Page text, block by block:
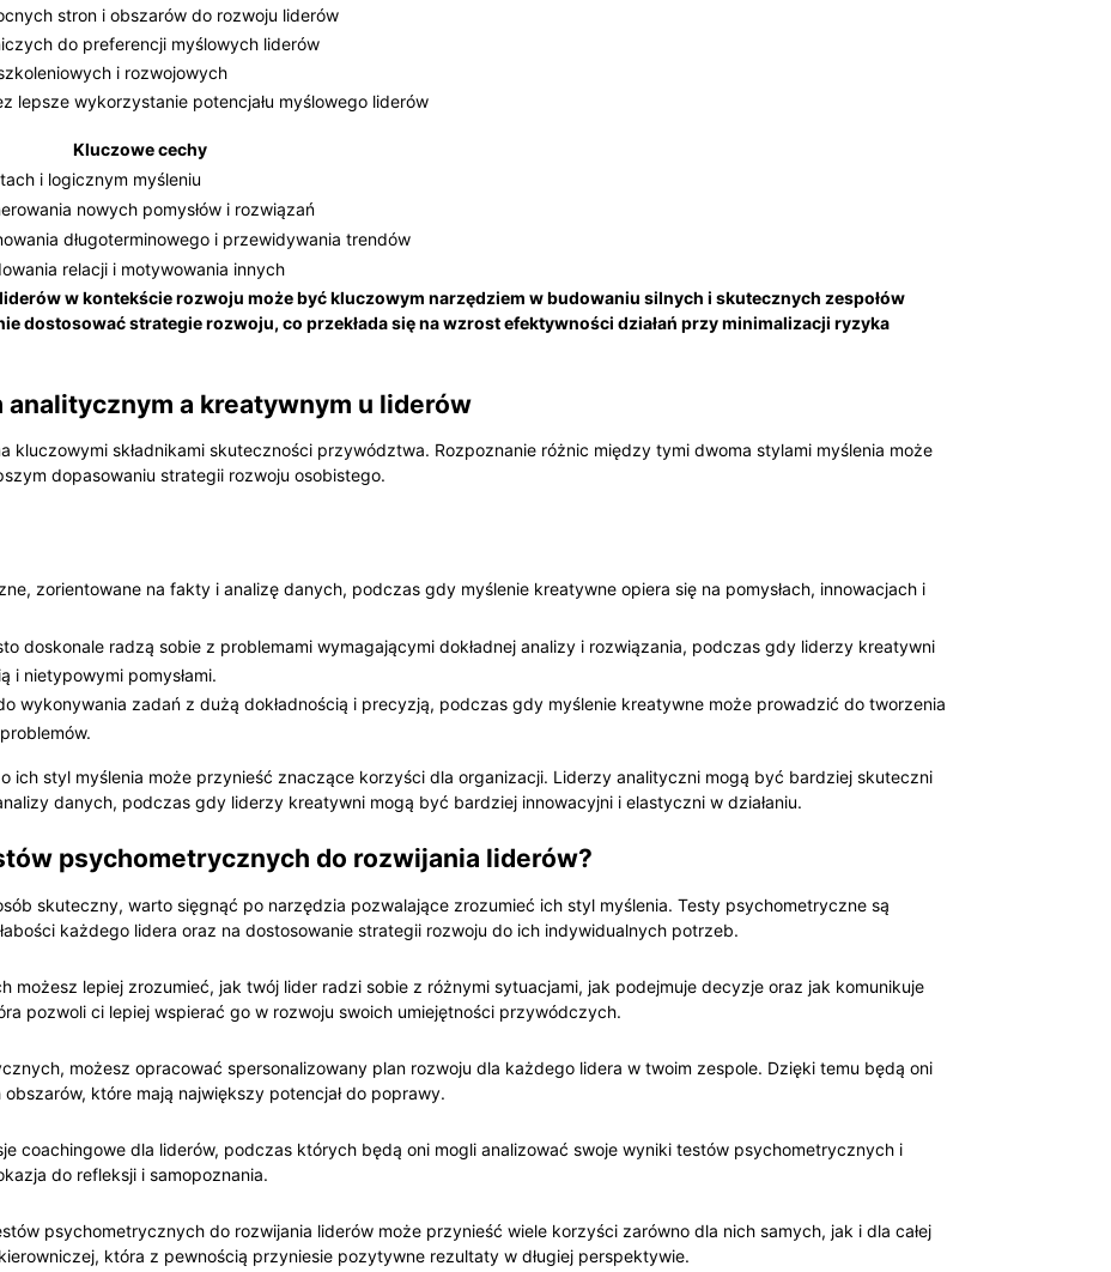
stron i obszarów do rozwoju liderów
do preferencji myślowych liderów
i rozwojowych
lepsze wykorzystanie potencjału myślowego liderów
Kluczowe cechy
i logicznym myśleniu
nowych pomysłów i rozwiązań
długoterminowego i przewidywania trendów
relacji i motywowania innych
w kontekście rozwoju może być kluczowym narzędziem w budowaniu silnych i skutecznych zespołów
dostosować strategie rozwoju, co przekłada się na wzrost efektywności działań przy minimalizacji ryzyka
a kreatywnym u liderów
kluczowymi składnikami skuteczności przywództwa. Rozpoznanie różnic między tymi dwoma stylami myślenia może
dopasowaniu strategii rozwoju osobistego.
zorientowane na fakty i analizę danych, podczas gdy myślenie kreatywne opiera się na pomysłach, innowacjach i
doskonale radzą sobie z problemami wymagającymi dokładnej analizy i rozwiązania, podczas gdy liderzy kreatywni
i nietypowymi pomysłami.
wykonywania zadań z dużą dokładnością i precyzją, podczas gdy myślenie kreatywne może prowadzić do tworzenia
ich styl myślenia może przynieść znaczące korzyści dla organizacji. Liderzy analityczni mogą być bardziej skuteczni
danych, podczas gdy liderzy kreatywni mogą być bardziej innowacyjni i elastyczni w działaniu.
psychometrycznych do rozwijania liderów?
skuteczny, warto sięgnąć po narzędzia pozwalające zrozumieć ich styl myślenia. Testy psychometryczne są
każdego lidera oraz na dostosowanie strategii rozwoju do ich indywidualnych potrzeb.
możesz lepiej zrozumieć, jak twój lider radzi sobie z różnymi sytuacjami, jak podejmuje decyzje oraz jak komunikuje
pozwoli ci lepiej wspierać go w rozwoju swoich umiejętności przywódczych.
możesz opracować spersonalizowany plan rozwoju dla każdego lidera w twoim zespole. Dzięki temu będą oni
które mają największy potencjał do poprawy.
coachingowe dla liderów, podczas których będą oni mogli analizować swoje wyniki testów psychometrycznych i
do refleksji i samopoznania.
psychometrycznych do rozwijania liderów może przynieść wiele korzyści zarówno dla nich samych, jak i dla całej
która z pewnością przyniesie pozytywne rezultaty w długiej perspektywie.